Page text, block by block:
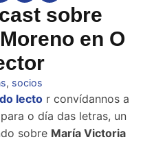
sobre
en O
, socios
lecto r convídannos a
o día das letras, un
sobre María Victoria